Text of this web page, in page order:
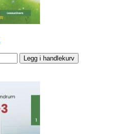
Legg i handlekurv